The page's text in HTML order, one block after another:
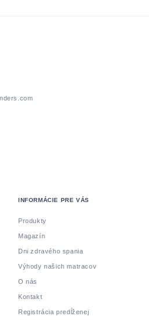
INFORMÁCIE PRE VÁS
Produkty
Magazín
Dni zdravého spania
Výhody našich matracov
O nás
Kontakt
Registrácia predĺženej